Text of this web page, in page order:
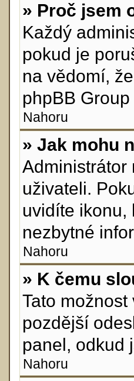
» Proč jsem
Každý
pokud je
na vědomí,
phpBB
Nahoru
» Jak mohu
Administrátor
uživateli.
uvidíte ikonu,
nezbytné
Nahoru
» K čemu
Tato
pozdější
panel, odkud
Nahoru